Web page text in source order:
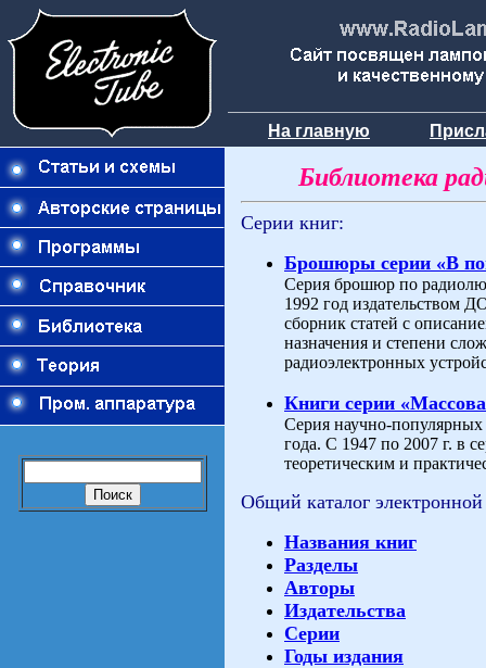
На главную
Библиотека
Серии книг:
Брошюры серии «В
Серия брошюр по
1992 год издательством
сборник статей с
назначения и степени
радиоэлектронных
Книги серии
Серия научно-
года. С 1947 по 2007 г. в
теоретическим и
Общий каталог
Названия книг
Разделы
Авторы
Издательства
Серии
Годы издания